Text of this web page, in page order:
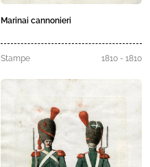
Marinai cannonieri
Stampe 1810 - 1810